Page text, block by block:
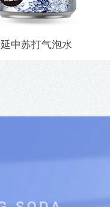
延中苏打气泡水